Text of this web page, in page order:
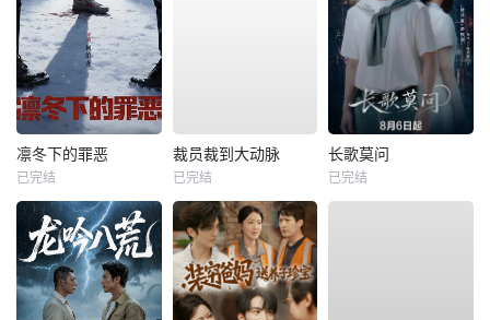
凛冬下的罪恶
已完结
裁员裁到大动脉
已完结
长歌莫问
已完结